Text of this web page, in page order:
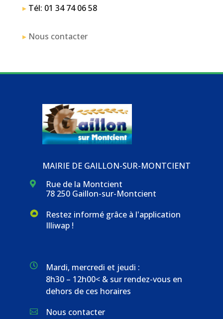
▸Tél: 01 34 74 06 58
▸ Nous contacter
MAIRIE DE GAILLON-SUR-MONTCIENT

Rue de la Montcient
78 250 Gaillon-sur-Montcient
Restez informé grâce à l'application
Illiwap !

Mardi, mercredi et jeudi :
8h30 – 12h00< & sur rendez-vous en
dehors de ces horaires
 Nous contacter